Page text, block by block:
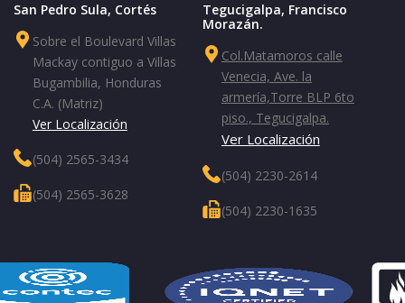
San Pedro Sula, Cortés
Sobre el Boulevard Villas
Mackay contiguo a Villas
Bugambilia, Honduras
C.A. (Matriz)
Ver Localización
(504) 2565-3434
(504) 2565-3628
Tegucigalpa, Francisco
Morazán.
Col.Matamoros calle
Venecia, Ave. la
armería,Torre BLP 6to
piso., Tegucigalpa.
Ver Localización
(504) 2230-2614
(504) 2230-1635